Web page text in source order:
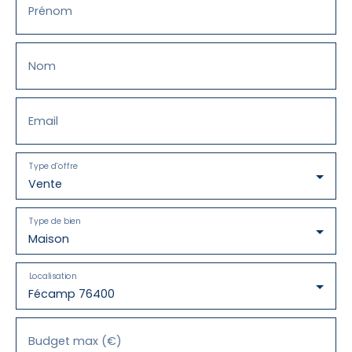
Prénom
Nom
Email
Vente
Type d'offre
Maison
Type de bien
Fécamp 76400
Localisation
Budget max (€)